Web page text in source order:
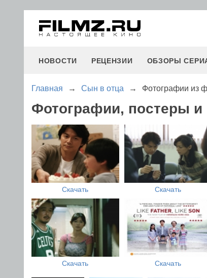
НОВОСТИ РЕЦЕНЗИИ ОБЗОРЫ
Главная → Сын в отца → Фотографии из
Фотографии, постеры
Скачать Скачать
Скачать Скачать